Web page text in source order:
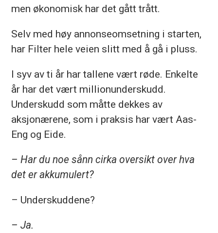
men økonomisk har det gått trått.
Selv med høy annonseomsetning i starten,
har Filter hele veien slitt med å gå i pluss.
I syv av ti år har tallene vært røde. Enkelte
år har det vært millionunderskudd.
Underskudd som måtte dekkes av
aksjonærene, som i praksis har vært Aas-
Eng og Eide.
– Har du noe sånn cirka oversikt over hva
det er akkumulert?
– Underskuddene?
– Ja.